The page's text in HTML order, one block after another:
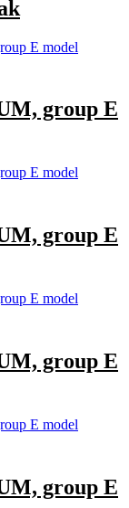
group E
group E
group E
group E